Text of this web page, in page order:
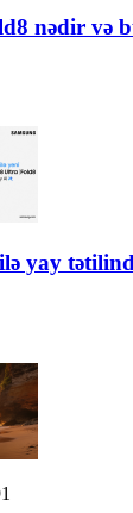
nədir və
yay